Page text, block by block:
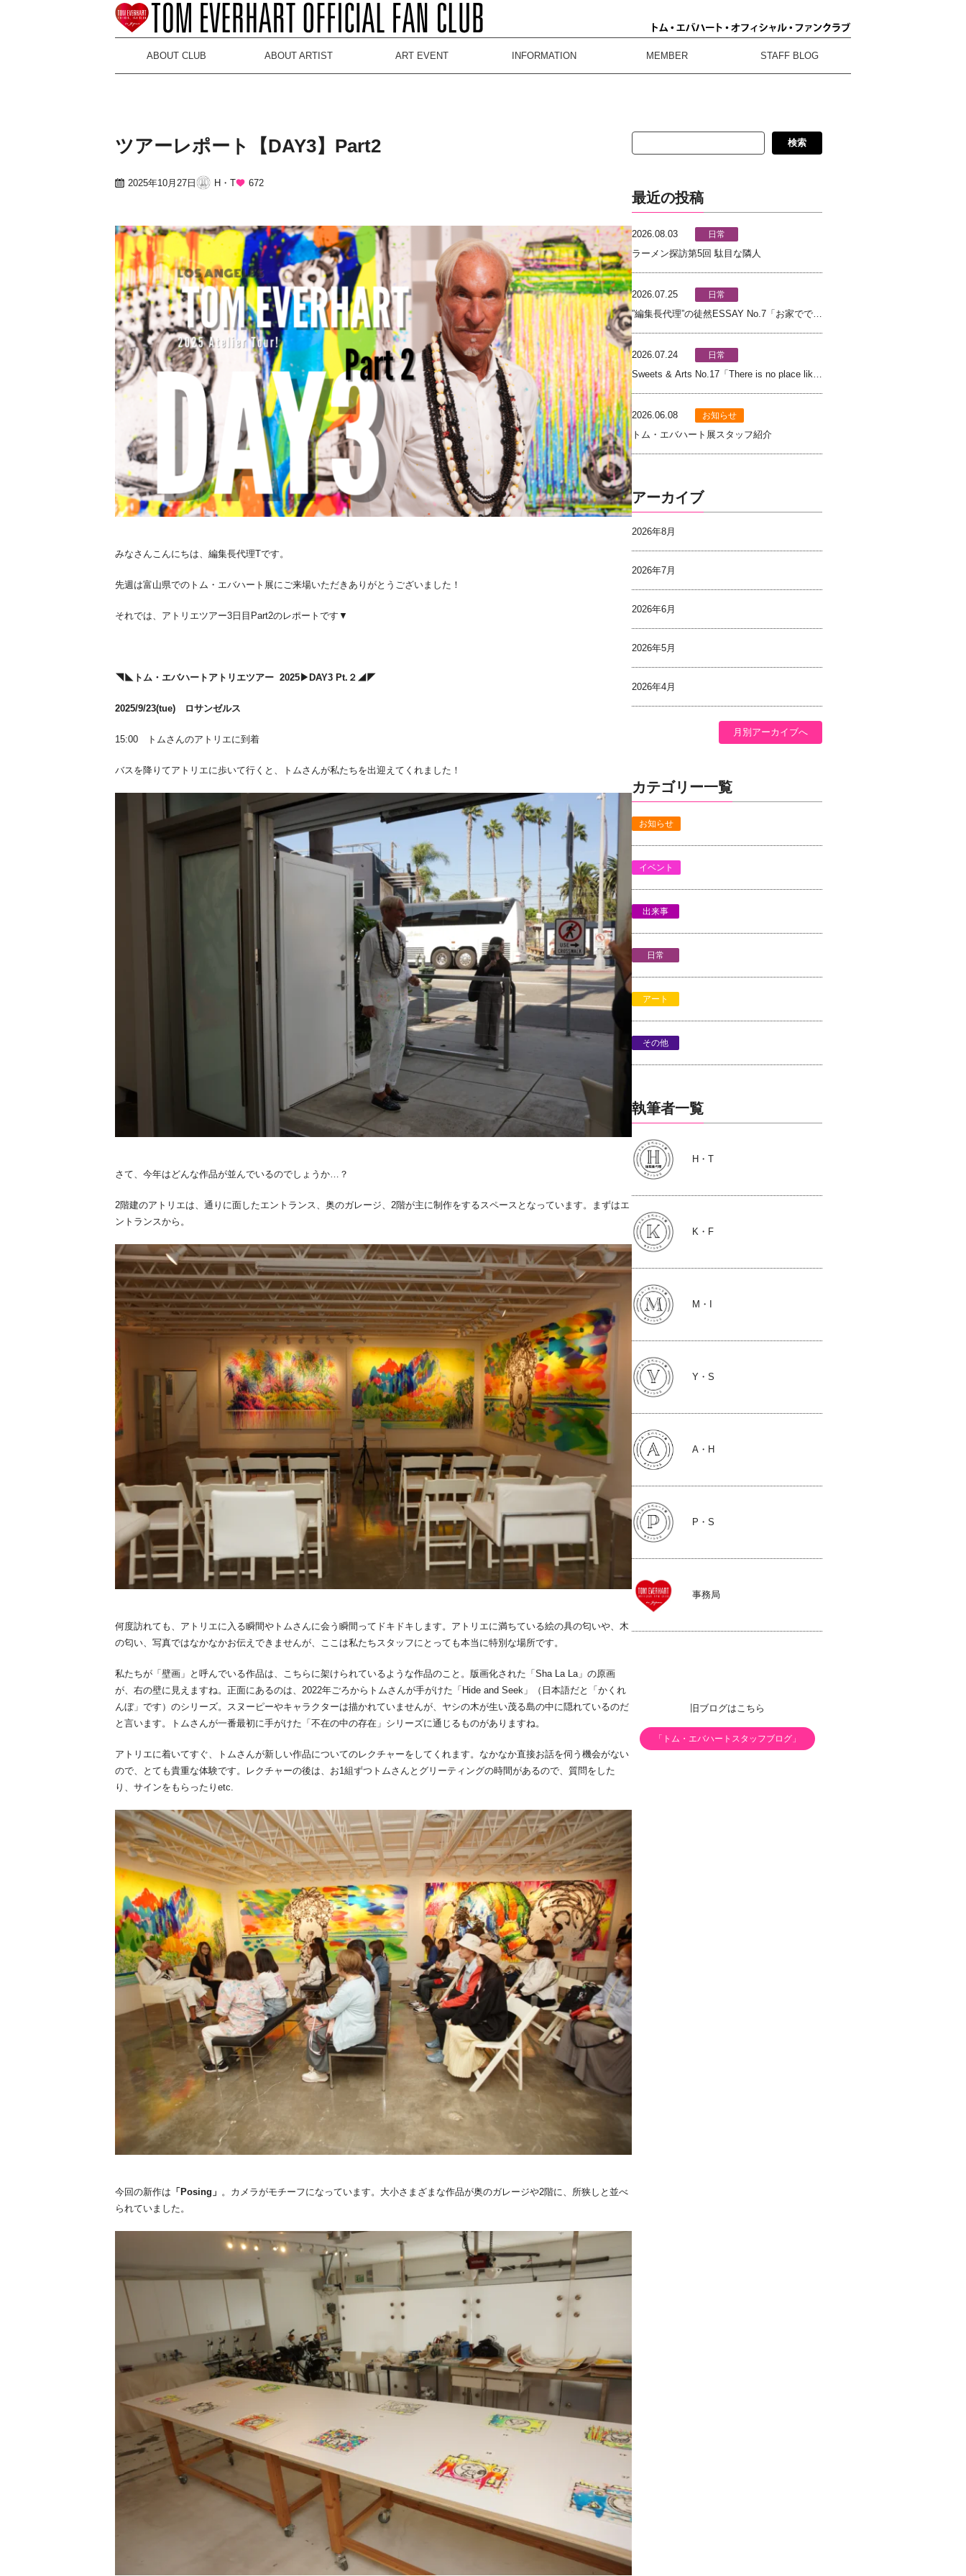
ABOUT CLUB ABOUT ARTIST ART EVENT INFORMATION MEMBER STAFF BLOG
ツアーレポート【DAY3】Part2
2025年10月27日 H・T 672
みなさんこんにちは、編集長代理Tです。
先週は富山県でのトム・エバハート展にご来場いただきありがとうございました！
それでは、アトリエツアー3日目Part2のレポートです▼
◥◣トム・エバハートアトリエツアー 2025▶︎DAY3 Pt.２◢◤
2025/9/23(tue) ロサンゼルス
15:00 トムさんのアトリエに到着
バスを降りてアトリエに歩いて行くと、トムさんが私たちを出迎えてくれました！
さて、今年はどんな作品が並んでいるのでしょうか…？
2階建のアトリエは、通りに面したエントランス、奥のガレージ、2階が主に制作をするスペースとなっています。まずはエ
ントランスから。
何度訪れても、アトリエに入る瞬間やトムさんに会う瞬間ってドキドキします。アトリエに満ちている絵の具の匂いや、木
の匂い、写真ではなかなかお伝えできませんが、ここは私たちスタッフにとっても本当に特別な場所です。
私たちが「壁画」と呼んでいる作品は、こちらに架けられているような作品のこと。版画化された「Sha La La」の原画
が、右の壁に見えますね。正面にあるのは、2022年ごろからトムさんが手がけた「Hide and Seek」（日本語だと「かくれ
んぼ」です）のシリーズ。スヌーピーやキャラクターは描かれていませんが、ヤシの木が生い茂る島の中に隠れているのだ
と言います。トムさんが一番最初に手がけた「不在の中の存在」シリーズに通じるものがありますね。
アトリエに着いてすぐ、トムさんが新しい作品についてのレクチャーをしてくれます。なかなか直接お話を伺う機会がない
ので、とても貴重な体験です。レクチャーの後は、お1組ずつトムさんとグリーティングの時間があるので、質問をした
り、サインをもらったりetc.
今回の新作は 「Posing」 。カメラがモチーフになっています。大小さまざまな作品が奥のガレージや2階に、所狭しと並べ
られていました。
検
検索
最近の投稿
2026.08.03 日常
ラーメン探訪第5回 駄目な隣人
2026.07.25 日常
”編集長代理”の徒然ESSAY No.7「お家ででき
2026.07.24 日常
Sweets & Arts No.17「There is no place like
2026.06.08 お知らせ
トム・エバハート展スタッフ紹介
アーカイブ
2026年8月
2026年7月
2026年6月
2026年5月
2026年4月
月別アーカイブへ
カテゴリー一覧
お知らせ
イベント
出来事
日常
アート
その他
執筆者一覧
H・T
K・F
M・I
Y・S
A・H
P・S
事務局
旧ブログはこちら
「トム・エバハートスタッフブログ」